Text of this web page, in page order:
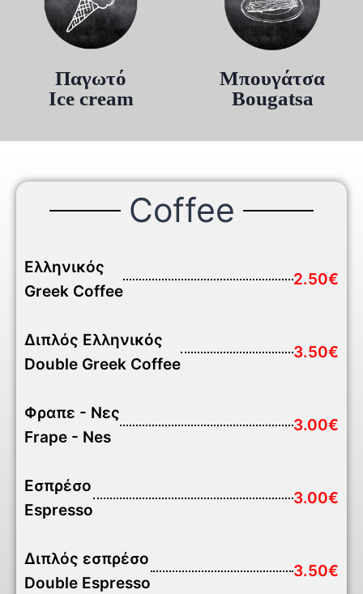
Παγωτό
Ice cream
Μπουγάτσα
Bougatsa
Coffee
Ελληνικός
Greek Coffee
2.50€
Διπλός Ελληνικός
Double Greek Coffee
3.50€
Φραπε - Νες
Frape - Nes
3.00€
Εσπρέσο
Espresso
3.00€
Διπλός εσπρέσο
Double Espresso
3.50€